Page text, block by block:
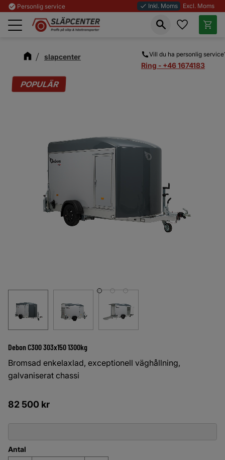
Meny
check_circle Personlig service done Inkl. Moms Excl. Moms
Vill du ha personlig
Ring - +46 1674183
Favoriter
slapcenter
POPULÄR
Debon C300 303x150 1300kg
Bromsad enkelaxlad, exceptionell väghållning,
galvaniserat chassi
82 500 kr
Antal